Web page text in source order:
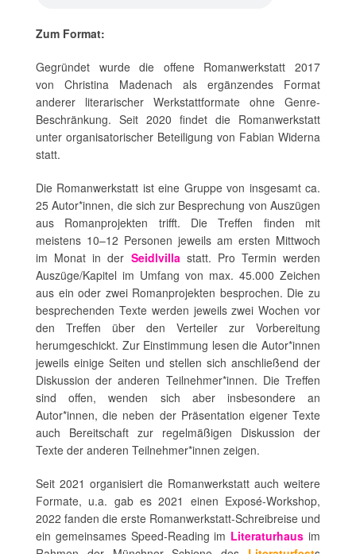
Zum Format:
Gegründet wurde die offene Romanwerkstatt 2017
von Christina Madenach als ergänzendes Format
anderer literarischer Werkstattformate ohne Genre-
Beschränkung. Seit 2020 findet die Romanwerkstatt
unter organisatorischer Beteiligung von Fabian Widerna
statt.
Die Romanwerkstatt ist eine Gruppe von insgesamt ca.
25 Autor*innen, die sich zur Besprechung von Auszügen
aus Romanprojekten trifft. Die Treffen finden mit
meistens 10–12 Personen jeweils am ersten Mittwoch
im Monat in der Seidlvillastatt. Pro Termin werden
Auszüge/Kapitel im Umfang von max. 45.000 Zeichen
aus ein oder zwei Romanprojekten besprochen. Die zu
besprechenden Texte werden jeweils zwei Wochen vor
den Treffen über den Verteiler zur Vorbereitung
herumgeschickt. Zur Einstimmung lesen die Autor*innen
jeweils einige Seiten und stellen sich anschließend der
Diskussion der anderen Teilnehmer*innen. Die Treffen
sind offen, wenden sich aber insbesondere an
Autor*innen, die neben der Präsentation eigener Texte
auch Bereitschaft zur regelmäßigen Diskussion der
Texte der anderen Teilnehmer*innen zeigen.
Seit 2021 organisiert die Romanwerkstatt auch weitere
Formate, u.a. gab es 2021 einen Exposé-Workshop,
2022 fanden die erste Romanwerkstatt-Schreibreise und
ein gemeinsames Speed-Reading im Literaturhaus im